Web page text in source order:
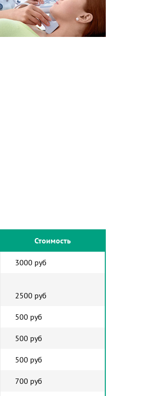
Стоимость
3000 руб
2500 руб
500 руб
500 руб
500 руб
700 руб